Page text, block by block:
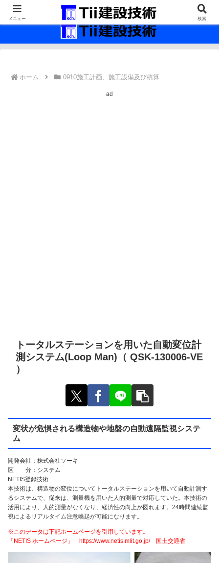
最新の建設技術の情報インフラ。
ホーム 0910施工計画、施工設備及び積算
ad
トータルステーションを用いた自動変位計
測システム(Loop Man)（ QSK-130006-VE
）
変状が危惧される構造物や地盤の自動遠隔監視システ
ム
開発会社：株式会社ソーキ
区 分：システム
NETIS登録技術
本技術は、構造物の変位についてトータルステーションを用いて自動計測す
るシステムで、従来は、測量機を用いた人的測量で対応していた。本技術の
活用により、人的測量がなくなり、経済性の向上が図れます。24時間連続監
視によるリアルタイム注意喚起が可能になります。
※このデータは下記ホームページを引用しています。
「NETIS ホームページ」 https://www.netis.mlit.go.jp/ 国土交通省
メニュー 検索